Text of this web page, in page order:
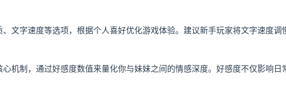
文字速度等选项，根据个人喜好优化游戏体验。建议新手玩家将文字速度调
心机制，通过好感度数值来量化你与妹妹之间的情感深度。好感度不仅影响